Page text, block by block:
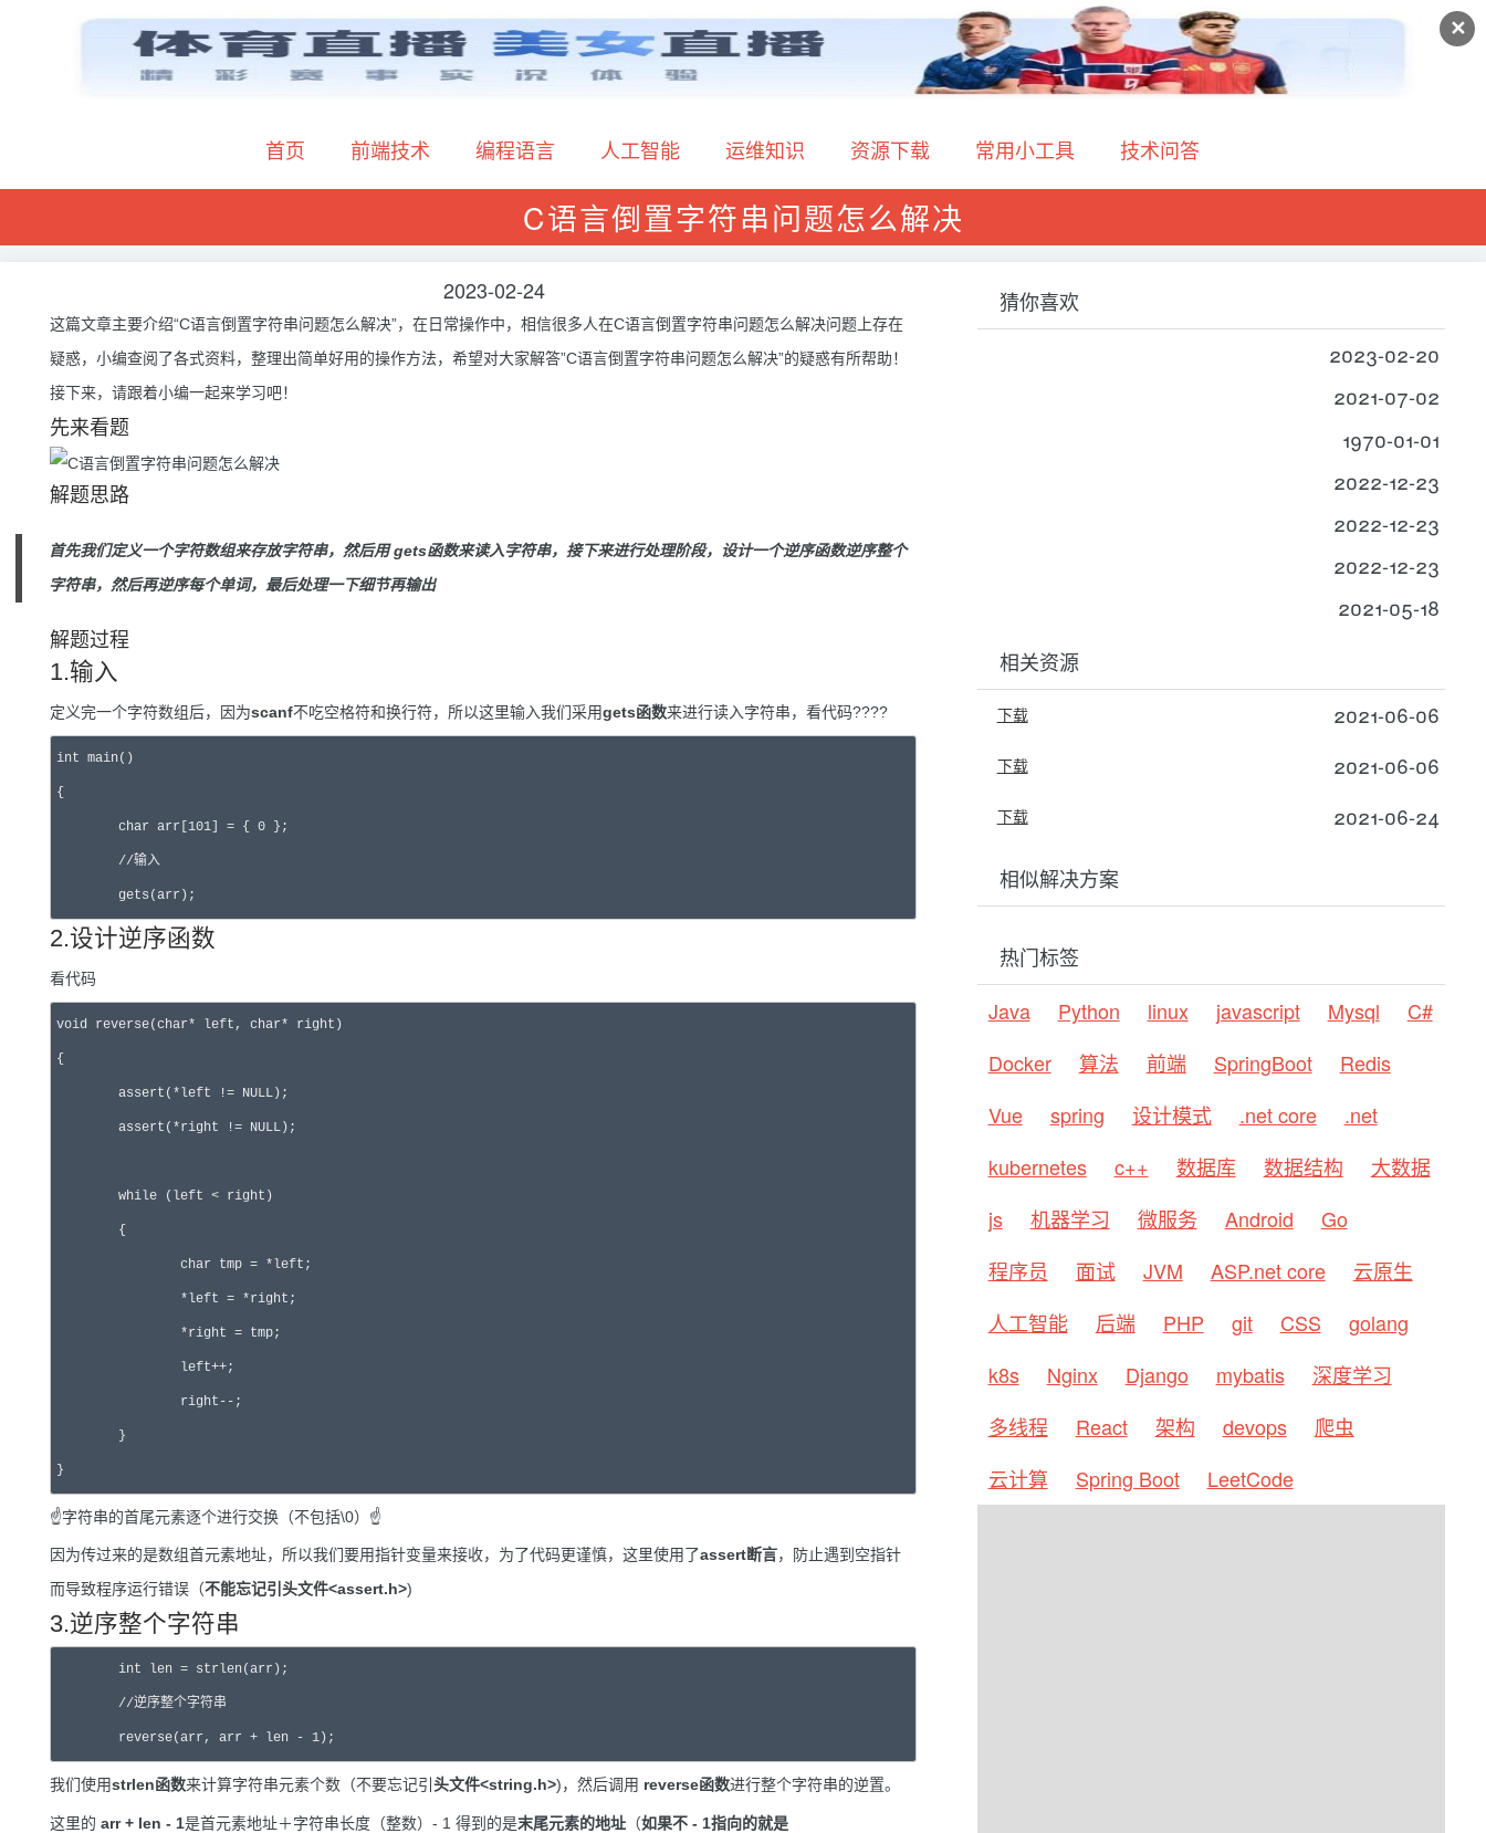
✕
首页 前端技术 编程语言 人工智能 运维知识 资源下载 常用小工具 技术问答
C语言倒置字符串问题怎么解决
2023-02-24
这篇文章主要介绍“C语言倒置字符串问题怎么解决”，在日常操作中，相信很多人在C语言倒置字符串问题怎么解决问题上存在
疑惑，小编查阅了各式资料，整理出简单好用的操作方法，希望对大家解答”C语言倒置字符串问题怎么解决”的疑惑有所帮助！
接下来，请跟着小编一起来学习吧！
先来看题
解题思路
首先我们定义一个字符数组来存放字符串，然后用 gets函数来读入字符串，接下来进行处理阶段，设计一个逆序函数逆序整个
字符串，然后再逆序每个单词，最后处理一下细节再输出
解题过程
1.输入
定义完一个字符数组后，因为scanf不吃空格符和换行符，所以这里输入我们采用gets函数来进行读入字符串，看代码????
int main()
{
	gets(arr);
2.设计逆序函数
看代码
void reverse(char* left, char* right)
{
}
☝️字符串的首尾元素逐个进行交换（不包括\0）☝️
因为传过来的是数组首元素地址，所以我们要用指针变量来接收，为了代码更谨慎，这里使用了assert断言，防止遇到空指针
而导致程序运行错误（不能忘记引头文件<assert.h>)
3.逆序整个字符串
	reverse(arr, arr + len - 1);
我们使用strlen函数来计算字符串元素个数（不要忘记引 头文件<string.h>)，然后调用 reverse函数进行整个字符串的逆置。
这里的 arr + len - 1是首元素地址＋字符串长度（整数）- 1 得到的是末尾元素的地址 （如果不 - 1指向的就是
猜你喜欢
2023-02-20
2021-07-02
1970-01-01
2022-12-23
2022-12-23
2022-12-23
2021-05-18
相关资源
下载 2021-06-06
下载 2021-06-06
下载 2021-06-24
相似解决方案
热门标签
Java
Python linux javascript Mysql
C#
Docker
算法 前端 SpringBoot
Redis
Vue
spring 设计模式 .net core
.net
kubernetes
c++ 数据库 数据结构
大数据
js
机器学习 微服务 Android
Go
程序员
面试 JVM ASP.net core
云原生
人工智能
后端 PHP git CSS
golang
k8s
Nginx Django mybatis
深度学习
多线程
React 架构 devops
爬虫
云计算
Spring Boot LeetCode